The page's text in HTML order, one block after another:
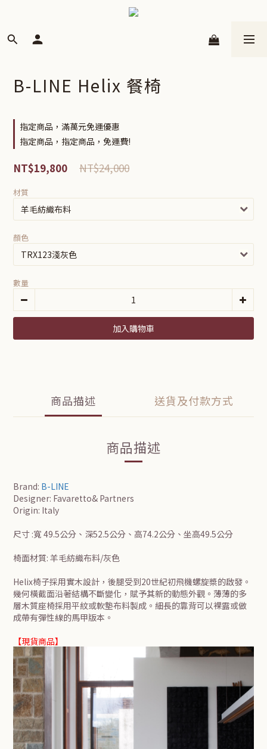
B-LINE Helix 餐椅
指定商品，滿萬元免運優惠
指定商品，指定商品，免運費!
NT$24,000
NT$19,800
材質
顏色
數量
加入購物車
商品描述 送貨及付款方式
商品描述
Brand: B-LINE
Designer: Favaretto& Partners
Origin: Italy
尺寸 :寬 49.5公分、深52.5公分、高74.2公分、坐高49.5公分
椅面材質: 羊毛紡織布料/灰色
Helix椅子採用實木設計，後腿受到20世紀初飛機螺旋槳的啟發。
幾何橫截面沿著結構不斷變化，賦予其新的動態外觀。薄薄的多
層木質座椅採用平紋或軟墊布料製成。細長的靠背可以裸露或做
成帶有彈性線的馬甲版本。
【現貨商品】